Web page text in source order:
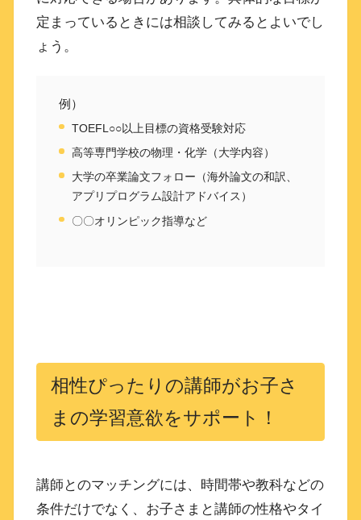
定まっているときには相談してみるとよいでし
ょう。
例）
TOEFL○○以上目標の資格受験対応
高等専門学校の物理・化学（大学内容）
大学の卒業論文フォロー（海外論文の和訳、
アプリプログラム設計アドバイス）
〇〇オリンピック指導など
相性ぴったりの講師がお子さ
まの学習意欲をサポート！
講師とのマッチングには、時間帯や教科などの
条件だけでなく、お子さまと講師の性格やタイ